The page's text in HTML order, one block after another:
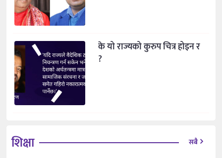
के यो राज्यको कुरुप चित्र होइन र
?
शिक्षा सबै